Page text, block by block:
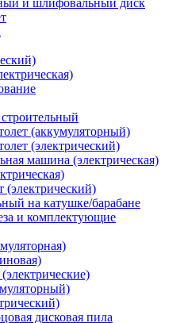
и шлифовальный диск
(аккумуляторный)
(электрический)
машина (электрическая)
(электрический)
на катушке/барабане
и комплектующие
дисковая пила